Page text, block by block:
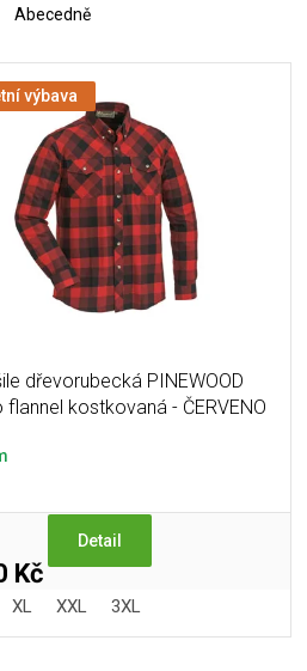
Abecedně
výbava
dřevorubecká PINEWOOD
flannel kostkovaná - ČERVENO
Kč
Detail
XL XXL 3XL